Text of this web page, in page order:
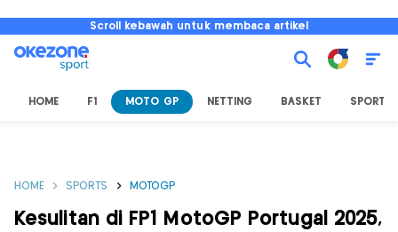
Scroll kebawah untuk membaca artikel
HOME F1 MOTO GP NETTING BASKET SPORT
HOME SPORTS MOTOGP
Kesulitan di FP1 MotoGP Portugal 2025,